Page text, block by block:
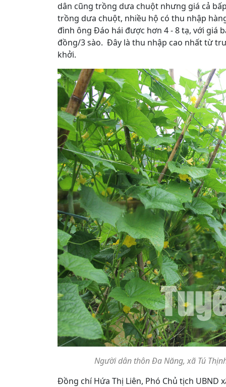
dân cũng trồng dưa chuột nhưng giá cả
trồng dưa chuột, nhiều hộ có thu nhập
đình ông Đáo hái được hơn 4 - 8 tạ, với giá
đồng/3 sào. Đây là thu nhập cao nhất từ
khởi.
Người dân thôn Đa Năng, xã Tú
Đồng chí Hứa Thị Liên, Phó Chủ tịch UBND